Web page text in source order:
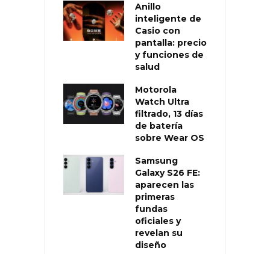
Anillo
inteligente de
Casio con
pantalla: precio
y funciones de
salud
Motorola
Watch Ultra
filtrado, 13 días
de batería
sobre Wear OS
Samsung
Galaxy S26 FE:
aparecen las
primeras
fundas
oficiales y
revelan su
diseño